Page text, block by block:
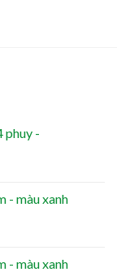
phuy -
- màu xanh
- màu xanh